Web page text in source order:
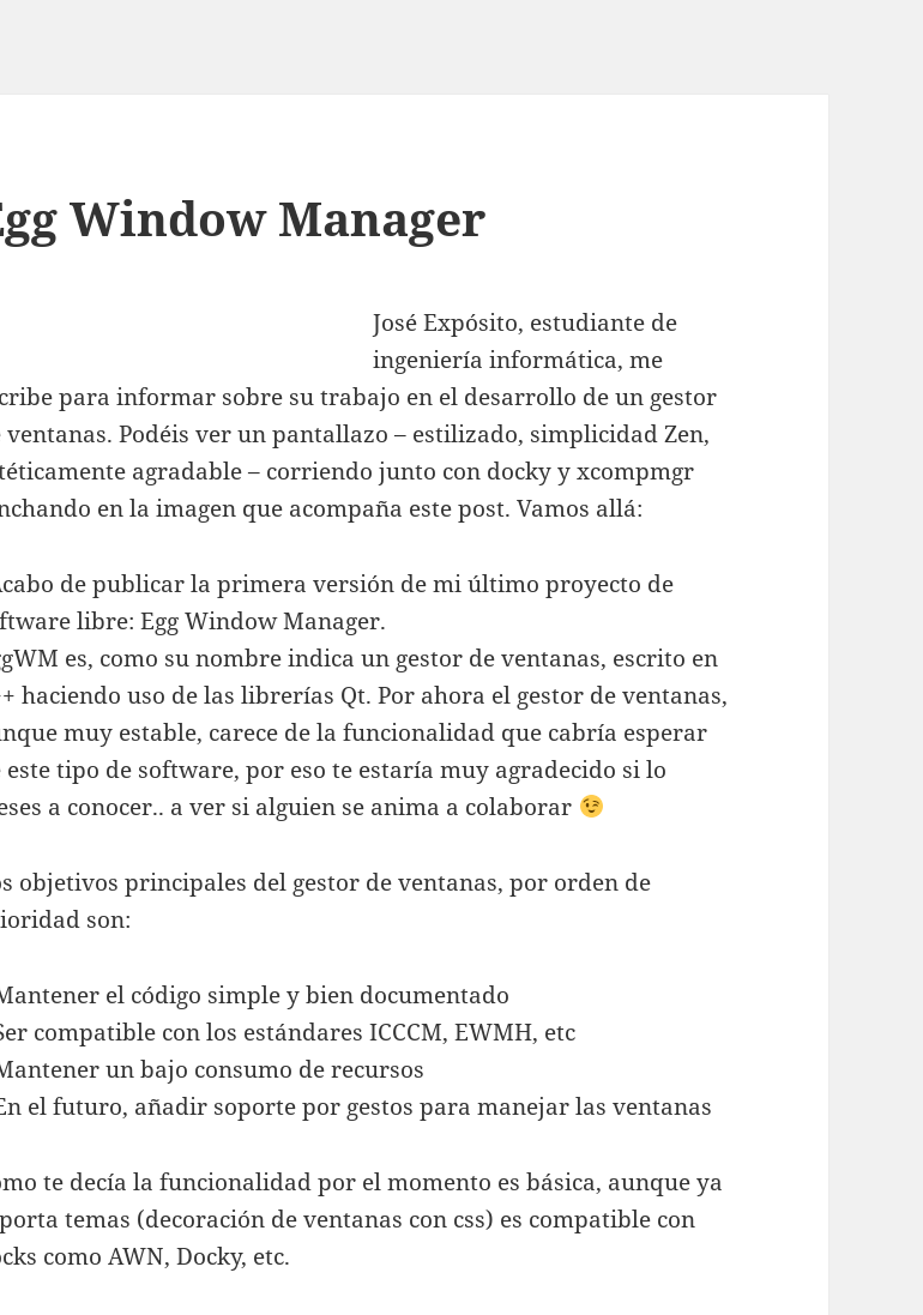
Window Manager
José Expósito, estudiante de
ingeniería informática, me
para informar sobre su trabajo en el desarrollo de un gestor
ventanas. Podéis ver un pantallazo – estilizado, simplicidad Zen,
agradable – corriendo junto con docky y xcompmgr
en la imagen que acompaña este post. Vamos allá:
de publicar la primera versión de mi último proyecto de
libre: Egg Window Manager.
es, como su nombre indica un gestor de ventanas, escrito en
haciendo uso de las librerías Qt. Por ahora el gestor de ventanas,
muy estable, carece de la funcionalidad que cabría esperar
este tipo de software, por eso te estaría muy agradecido si lo
a conocer.. a ver si alguien se anima a colaborar
objetivos principales del gestor de ventanas, por orden de
son:
el código simple y bien documentado
compatible con los estándares ICCCM, EWMH, etc
un bajo consumo de recursos
el futuro, añadir soporte por gestos para manejar las ventanas
te decía la funcionalidad por el momento es básica, aunque ya
temas (decoración de ventanas con css) es compatible con
como AWN, Docky, etc.